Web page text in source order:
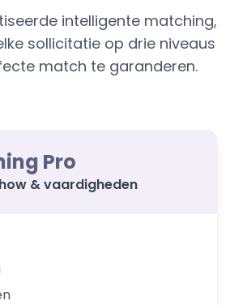
intelligente matching,
sollicitatie op drie niveaus
match te garanderen.
Pro
& vaardigheden